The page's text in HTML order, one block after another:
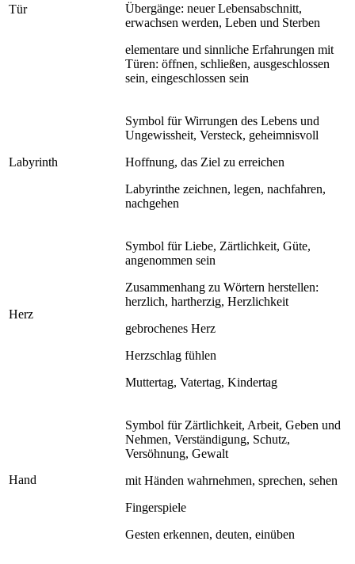
Tür
Übergänge: neuer Lebensabschnitt,
erwachsen werden, Leben und Sterben
elementare und sinnliche Erfahrungen mit
Türen: öffnen, schließen, ausgeschlossen
sein, eingeschlossen sein
Labyrinth
Symbol für Wirrungen des Lebens und
Ungewissheit, Versteck, geheimnisvoll
Hoffnung, das Ziel zu erreichen
Labyrinthe zeichnen, legen, nachfahren,
nachgehen
Herz
Symbol für Liebe, Zärtlichkeit, Güte,
angenommen sein
Zusammenhang zu Wörtern herstellen:
herzlich, hartherzig, Herzlichkeit
gebrochenes Herz
Herzschlag fühlen
Muttertag, Vatertag, Kindertag
Hand
Symbol für Zärtlichkeit, Arbeit, Geben und
Nehmen, Verständigung, Schutz,
Versöhnung, Gewalt
mit Händen wahrnehmen, sprechen, sehen
Fingerspiele
Gesten erkennen, deuten, einüben